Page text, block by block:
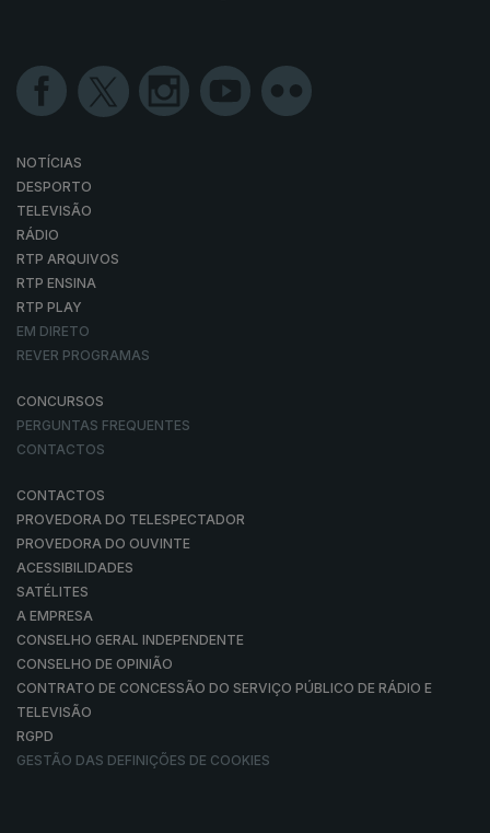
NOTÍCIAS
DESPORTO
TELEVISÃO
RÁDIO
RTP ARQUIVOS
RTP ENSINA
RTP PLAY
EM DIRETO
REVER PROGRAMAS
CONCURSOS
PERGUNTAS FREQUENTES
CONTACTOS
CONTACTOS
PROVEDORA DO TELESPECTADOR
PROVEDORA DO OUVINTE
ACESSIBILIDADES
SATÉLITES
A EMPRESA
CONSELHO GERAL INDEPENDENTE
CONSELHO DE OPINIÃO
CONTRATO DE CONCESSÃO DO SERVIÇO PÚBLICO DE RÁDIO E
TELEVISÃO
RGPD
GESTÃO DAS DEFINIÇÕES DE COOKIES